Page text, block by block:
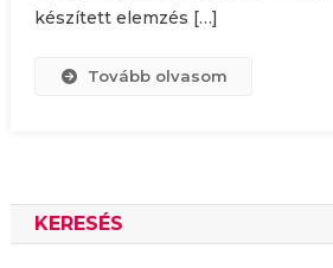
készített elemzés […]
Tovább olvasom
KERESÉS